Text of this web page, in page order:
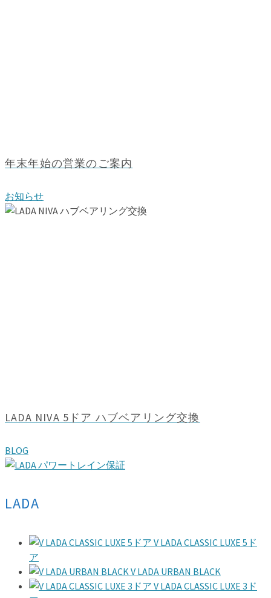
年末年始の営業のご案内
お知らせ
LADA NIVA 5ドア ハブベアリング交換
BLOG
LADA
V LADA CLASSIC LUXE 5ド
ア
V LADA URBAN BLACK
V LADA CLASSIC LUXE 3ド